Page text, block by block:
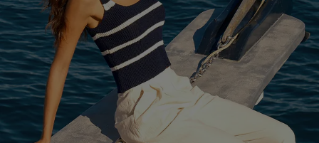
Polityka Prywatności
Warunki & Zasady
Łańcuch Dostaw Cupshe
20% Zniżki na SMS
Polityka Zwrotów
Rozpocznij Zwrot
Informacje o Rozmiarach
FAQS
Kontakt z Nami